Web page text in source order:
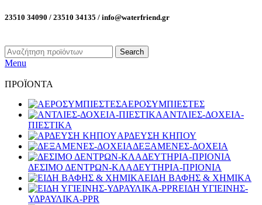
23510 34090 / 23510 34135 / info@waterfriend.gr
Search
Menu
ΠΡΟΪΟΝΤΑ
ΑΕΡΟΣΥΜΠΙΕΣΤΕΣ
ΑΝΤΛΙΕΣ-ΔΟΧΕΙΑ-
ΠΙΕΣΤΙΚΑ
ΑΡΔΕΥΣΗ ΚΗΠΟΥ
ΔΕΞΑΜΕΝΕΣ-ΔΟΧΕΙΑ
ΔΕΣΙΜΟ ΔΕΝΤΡΩΝ-ΚΛΑΔΕΥΤΗΡΙΑ-ΠΡΙΟΝΙΑ
ΕΙΔΗ ΒΑΦΗΣ & ΧΗΜΙΚΑ
ΕΙΔΗ ΥΓΙΕΙΝΗΣ-
ΥΔΡΑΥΛΙΚΑ-PPR